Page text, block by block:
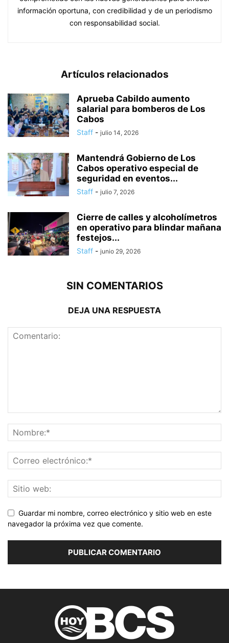
información oportuna, con credibilidad y de un periodismo
con responsabilidad social.
Artículos relacionados
Aprueba Cabildo aumento
salarial para bomberos de Los
Cabos
Staff - julio 14, 2026
Mantendrá Gobierno de Los
Cabos operativo especial de
seguridad en eventos...
Staff - julio 7, 2026
Cierre de calles y alcoholímetros
en operativo para blindar mañana
festejos...
Staff - junio 29, 2026
SIN COMENTARIOS
DEJA UNA RESPUESTA
Guardar mi nombre, correo electrónico y sitio web en este
navegador la próxima vez que comente.